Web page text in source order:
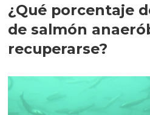
¿Qué porcentaje
de salmón
recuperarse?